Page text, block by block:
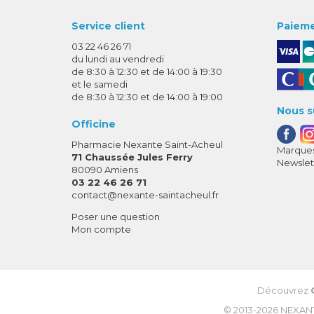
Service client
03 22 46 26 71
du lundi au vendredi
de 8:30 à 12:30 et de 14:00 à 19:30
et le samedi
de 8:30 à 12:30 et de 14:00 à 19:00
Officine
Pharmacie Nexante Saint-Acheul
71 Chaussée Jules Ferry
80090 Amiens
03 22 46 26 71
contact-
@-
nexante-saintacheul.fr
Poser une question
Mon compte
Nous
Découvrez
© 2013-2026